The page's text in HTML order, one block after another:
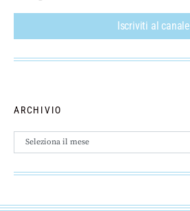
Iscriviti al canale
ARCHIVIO
Archivio